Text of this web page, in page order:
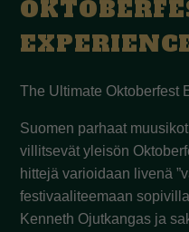
The Ultimate Oktoberfest
Suomen parhaat
villitsevät yleisön
hittejä varioidaan livenä
festivaaliteemaan
Kenneth Ojutkangas ja